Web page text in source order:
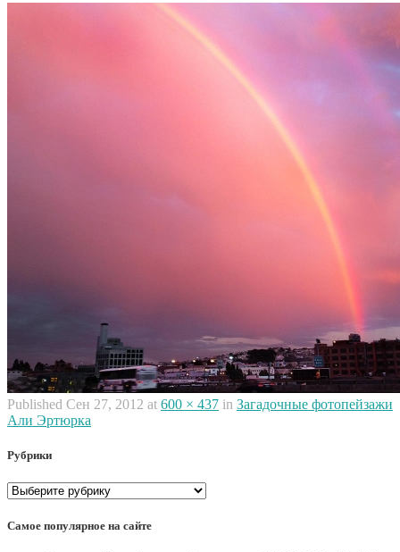
Published Сен 27, 2012 at 600 × 437 in Загадочные фотопейзажи
Али Эртюрка
Рубрики
Рубрики
Самое популярное на сайте